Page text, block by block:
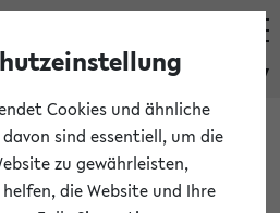
eKVV
Cookies und ähnliche
sind essentiell, um die
zu gewährleisten,
die Website und Ihre